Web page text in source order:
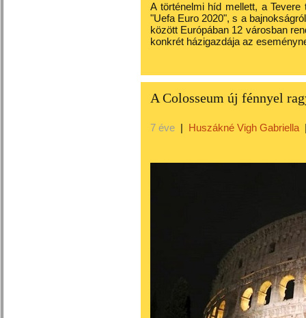
A történelmi híd mellett, a
"Uefa Euro 2020", s a
között Európában 12 városban
konkrét házigazdája az
A Colosseum új fénnyel
7 éve | Huszákné Vigh Gabriella